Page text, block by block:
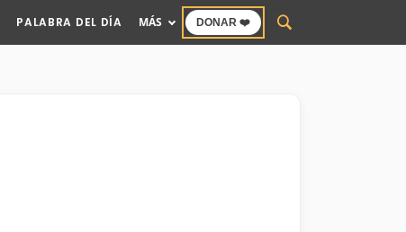
PALABRA DEL DÍA MÁS DONAR ❤️